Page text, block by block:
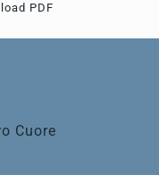
PDF
Cuore